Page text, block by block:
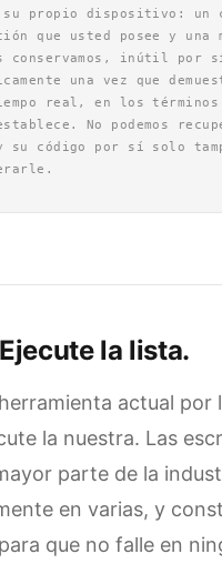
su propio dispositivo: un
que usted posee y una
conservamos, inútil por
una vez que
real, en los términos
No podemos
su código por sí solo
Ejecute la lista.
actual por
la nuestra. Las
parte de la
en varias, y
que no falle en